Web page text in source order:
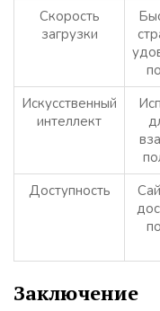
Скорость
загрузки
Искусственный
интеллект
Доступность
Заключение